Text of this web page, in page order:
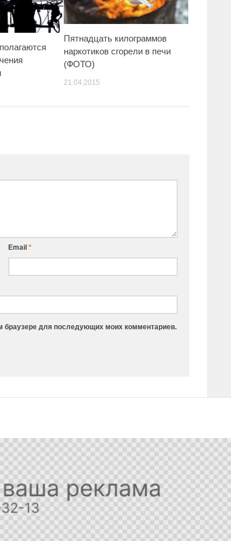
Пятнадцать килограммов
наркотиков сгорели в печи
(ФОТО)
21.04.2015
Email*
браузере для последующих моих комментариев.